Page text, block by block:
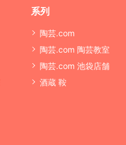
系列
陶芸.com
陶芸.com 陶芸教室
陶芸.com 池袋店舗
酒蔵 鞍